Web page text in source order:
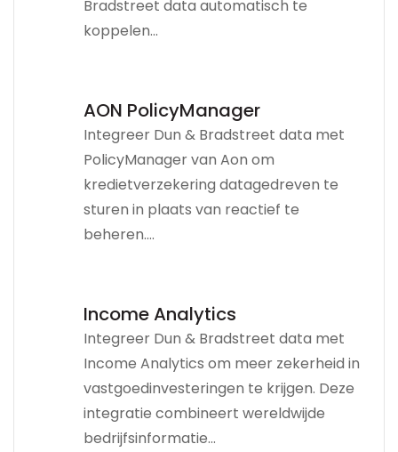
Bradstreet data automatisch te
koppelen...
AON PolicyManager
Integreer Dun & Bradstreet data met
PolicyManager van Aon om
kredietverzekering datagedreven te
sturen in plaats van reactief te
beheren....
Income Analytics
Integreer Dun & Bradstreet data met
Income Analytics om meer zekerheid in
vastgoedinvesteringen te krijgen. Deze
integratie combineert wereldwijde
bedrijfsinformatie...